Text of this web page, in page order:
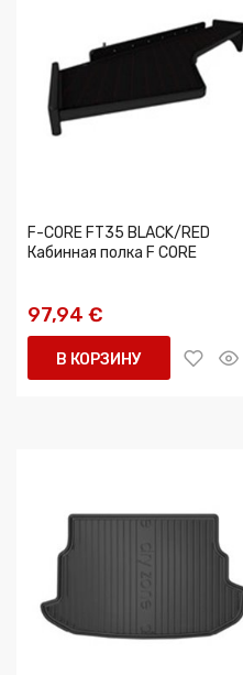
F-CORE FT35 BLACK/RED
Кабинная полка F CORE
97,94 €
В КОРЗИНУ